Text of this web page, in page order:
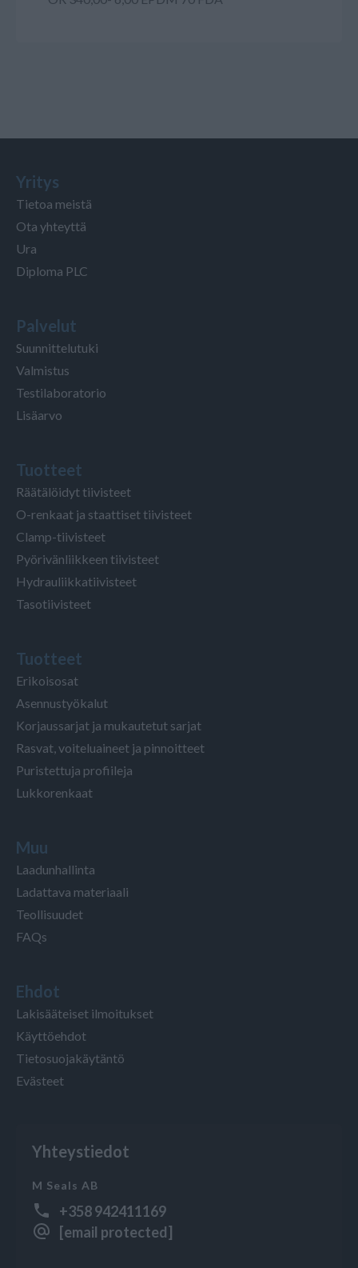
Yritys
Tietoa meistä
Ota yhteyttä
Ura
Diploma PLC
Palvelut
Suunnittelutuki
Valmistus
Testilaboratorio
Lisäarvo
Tuotteet
Räätälöidyt tiivisteet
O-renkaat ja staattiset tiivisteet
Clamp-tiivisteet
Pyörivänliikkeen tiivisteet
Hydrauliikkatiivisteet
Tasotiivisteet
Tuotteet
Erikoisosat
Asennustyökalut
Korjaussarjat ja mukautetut sarjat
Rasvat, voiteluaineet ja pinnoitteet
Puristettuja profiileja
Lukkorenkaat
Muu
Laadunhallinta
Ladattava materiaali
Teollisuudet
FAQs
Ehdot
Lakisääteiset ilmoitukset
Käyttöehdot
Tietosuojakäytäntö
Evästeet
Yhteystiedot
M Seals AB
+358 942411169
[email protected]